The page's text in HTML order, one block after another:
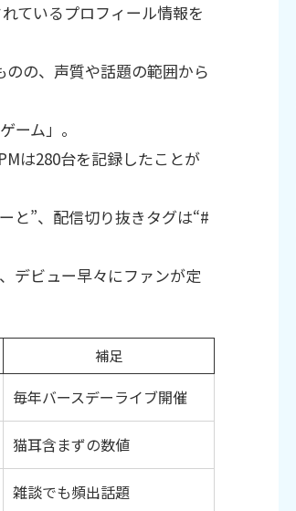
ているプロフィール情報を
の、声質や話題の範囲から
ーム」。
は280台を記録したことが
と”、配信切り抜きタグは“#
デビュー早々にファンが定
補足
毎年バースデーライブ開催
猫耳含まずの数値
雑談でも頻出話題